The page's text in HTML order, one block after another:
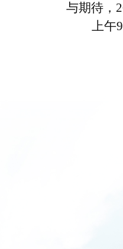
与期待，
上午